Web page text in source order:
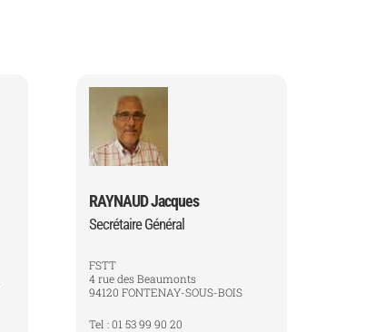
RAYNAUD Jacques
Secrétaire Général
FSTT
4 rue des Beaumonts
94120 FONTENAY-SOUS-BOIS
Tel : 01 53 99 90 20